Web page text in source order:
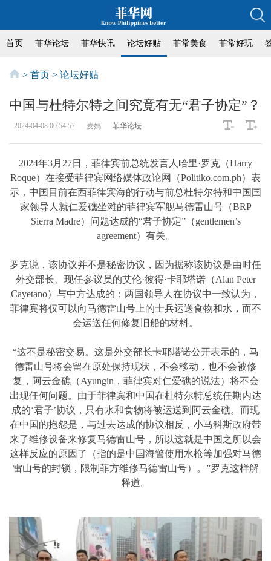
首页 菲华论坛 菲华快讯 论坛好贴 菲常美食 菲常好玩
> 首页 > 论坛好贴
中国与杜特尔特之间究竟有无“君子协定”？
2024-04-08 00:54:57 麦妈 菲华论坛
2024年3月27日，菲律宾前总统发言人哈里·罗克（Harry
Roque）在接受菲律宾网络媒体政论网（Politiko.com.ph）表
示，中国目前在西菲律宾海的行动与前总杜特尔特和中国国
家领导人就仁爱礁坐滩的菲律宾军舰马德雷山号（BRP
Sierra Madre）问题达成的“君子协定”（gentlemen’s
agreement）有关。
罗克说，该协议并不是秘密协议，因为据称该协议是由时任
外交部长、现任参议员的艾伦·彼得·卡耶塔诺（Alan Peter
Cayetano）与中方达成的；两国领导人在协议中一致认为，
菲律宾将仅可以向马德雷山号上的士兵运送食物和水，而不
会运送任何修复旧船的材料。
“这不是秘密交易。这是外交部长卡耶塔诺公开表示的，马
德雷山号将会留在原处保持现状，不会移动，也不会被修
复，阿云金礁（Ayungin，菲律宾对仁爱礁的说法）将不会
出现任何问题。由于菲律宾和中国在杜特尔特总统任期内达
成的‘君子’协议，只有水和食物将被运送到阿云金礁。而现
在中国的抱怨是，与过去达成的协议相反，小马科斯政府带
来了维修设备来修复马德雷山号，所以这就是中国之所以会
这样反应的原因了（指的是中国海警使用水枪等加强对马德
雷山号的封锁，限制菲方维修马德雷山号）。”罗克这样解
释道。